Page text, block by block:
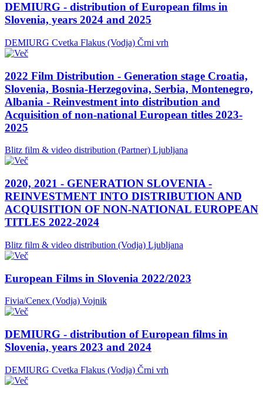
DEMIURG - distribution of European films in
Slovenia, years 2024 and 2025
DEMIURG Cvetka Flakus (Vodja) Črni vrh
2022 Film Distribution - Generation stage Croatia,
Slovenia, Bosnia-Herzegovina, Serbia, Montenegro,
Albania - Reinvestment into distribution and
Acquisition of non-national European titles 2023-
2025
Blitz film & video distribution (Partner) Ljubljana
2020, 2021 - GENERATION SLOVENIA -
REINVESTMENT INTO DISTRIBUTION AND
ACQUISITION OF NON-NATIONAL EUROPEAN
TITLES 2022-2024
Blitz film & video distribution (Vodja) Ljubljana
European Films in Slovenia 2022/2023
Fivia/Cenex (Vodja) Vojnik
DEMIURG - distribution of European films in
Slovenia, years 2023 and 2024
DEMIURG Cvetka Flakus (Vodja) Črni vrh